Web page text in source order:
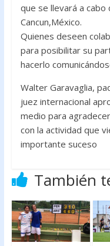
que se llevará a
Cancun,México.
Quienes deseen
para posibilitar su
hacerlo
Walter Garavaglia,
juez internacional
medio para
con la actividad que
importante suceso
También